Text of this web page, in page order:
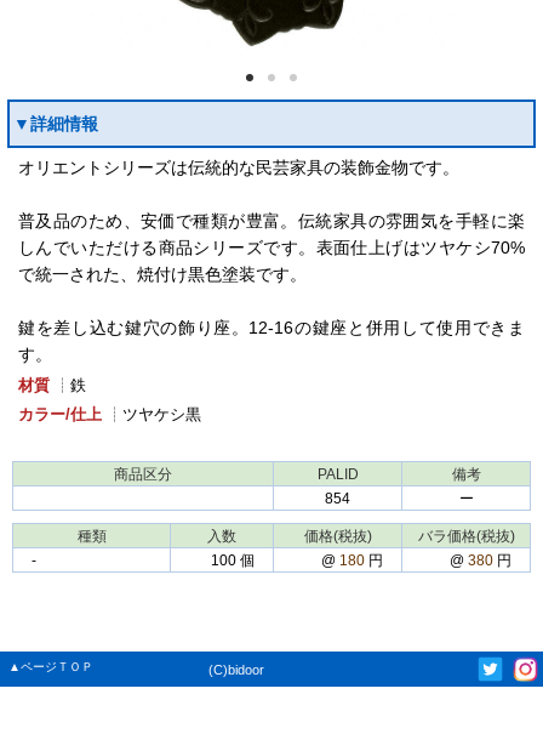
▼詳細情報
オリエントシリーズは伝統的な民芸家具の装飾金物です。
普及品のため、安価で種類が豊富。伝統家具の雰囲気を手軽に楽
しんでいただける商品シリーズです。表面仕上げはツヤケシ70%
で統一された、焼付け黒色塗装です。
鍵を差し込む鍵穴の飾り座。12-16の鍵座と併用して使用できま
す。
材質
┊鉄
カラー/仕上
┊ツヤケシ黒
商品区分 PALID
備考
854
ー
種類 入数 価格(税抜)
バラ価格(税抜)
‐
100 個 @ 180 円 @ 380 円
▲ページＴＯＰ (C)bidoor